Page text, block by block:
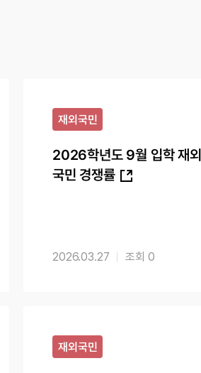
재외국민
2026학년도 9월 입학 재외
국민 경쟁률
2026.03.27 0
재외국민